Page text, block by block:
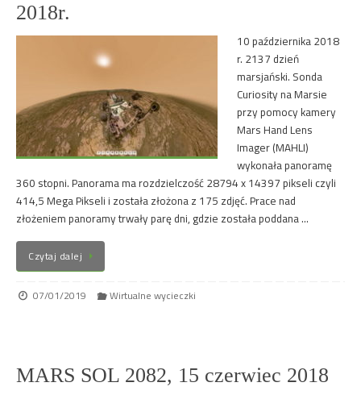
2018r.
10 października 2018
r. 2137 dzień
marsjański. Sonda
Curiosity na Marsie
przy pomocy kamery
Mars Hand Lens
Imager (MAHLI)
wykonała panoramę
360 stopni. Panorama ma rozdzielczość 28794 x 14397 pikseli czyli
414,5 Mega Pikseli i została złożona z 175 zdjęć. Prace nad
złożeniem panoramy trwały parę dni, gdzie została poddana …
Czytaj dalej
07/01/2019 Wirtualne wycieczki
MARS SOL 2082, 15 czerwiec 2018